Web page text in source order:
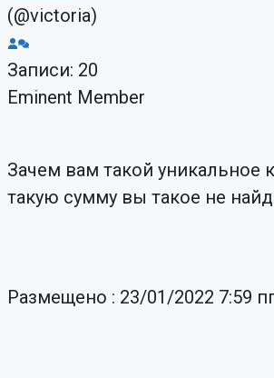
(@victoria)
Записи: 20
Eminent Member
Зачем вам такой уникальное
такую сумму вы такое не
Размещено : 23/01/2022 7:59